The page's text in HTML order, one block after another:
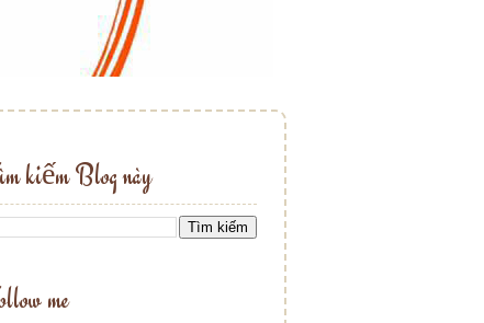
kiếm Blog này
me